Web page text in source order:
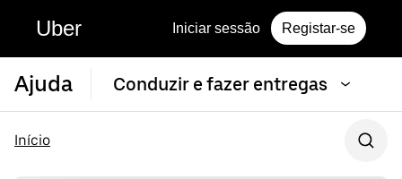
Uber Iniciar sessão Registar-se
Ajuda Conduzir e fazer entregas
Início